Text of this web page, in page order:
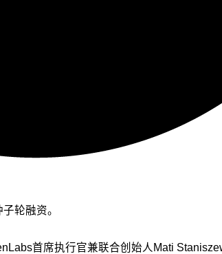
轮融资。
首席执行官兼联合创始人Mati